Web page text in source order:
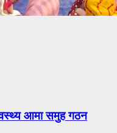
आमा समुह गठन